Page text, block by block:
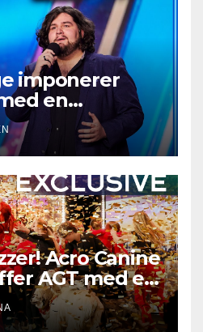
imponerer
en
optræden
Acro Canine
AGT med en
Optræden